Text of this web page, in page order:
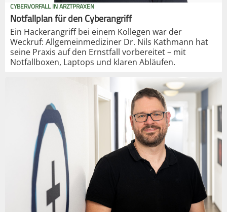
CYBERVORFALL IN ARZTPRAXEN
Notfallplan für den Cyberangriff
Ein Hackerangriff bei einem Kollegen war der
Weckruf: Allgemeinmediziner Dr. Nils Kathmann hat
seine Praxis auf den Ernstfall vorbereitet – mit
Notfallboxen, Laptops und klaren Abläufen.